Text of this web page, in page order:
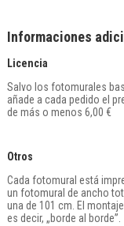
Informaciones
Licencia
Salvo los fotomurales
añade a cada pedido el
de más o menos 6,00 €
Otros
Cada fotomural está
un fotomural de ancho
una de 101 cm. El
es decir, „borde al borde”.